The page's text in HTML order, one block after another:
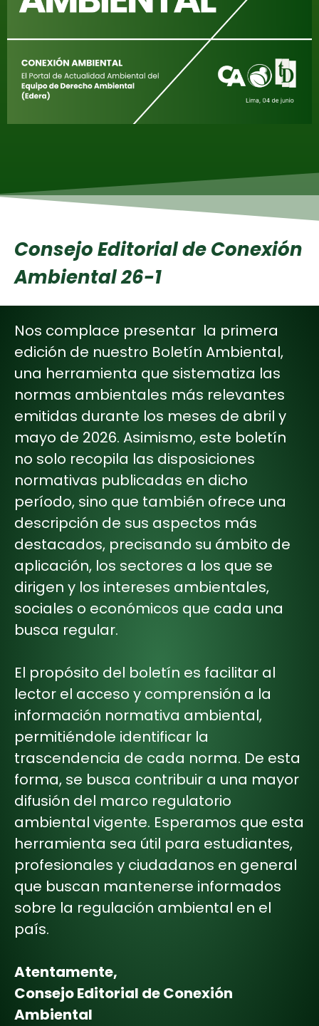
Consejo Editorial de Conexión
Ambiental 26-1
Nos complace presentar la primera
edición de nuestro Boletín Ambiental,
una herramienta que sistematiza las
normas ambientales más relevantes
emitidas durante los meses de abril y
mayo de 2026. Asimismo, este boletín
no solo recopila las disposiciones
normativas publicadas en dicho
período, sino que también ofrece una
descripción de sus aspectos más
destacados, precisando su ámbito de
aplicación, los sectores a los que se
dirigen y los intereses ambientales,
sociales o económicos que cada una
busca regular.
El propósito del boletín es facilitar al
lector el acceso y comprensión a la
información normativa ambiental,
permitiéndole identificar la
trascendencia de cada norma. De esta
forma, se busca contribuir a una mayor
difusión del marco regulatorio
ambiental vigente. Esperamos que esta
herramienta sea útil para estudiantes,
profesionales y ciudadanos en general
que buscan mantenerse informados
sobre la regulación ambiental en el
país.
Atentamente,
Consejo Editorial de Conexión
Ambiental